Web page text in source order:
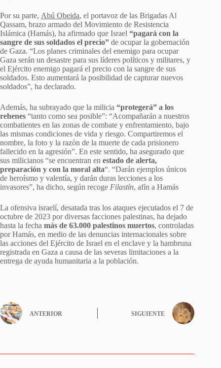
Por su parte, Abú Obeida, el portavoz de las Brigadas Al
Qassam, brazo armado del Movimiento de Resistencia
Islámica (Hamás), ha afirmado que Israel “pagará con la
sangre de sus soldados el precio” de ocupar la gobernación
de Gaza. “Los planes criminales del enemigo para ocupar
Gaza serán un desastre para sus líderes políticos y militares, y
el Ejército enemigo pagará el precio con la sangre de sus
soldados. Esto aumentará la posibilidad de capturar nuevos
soldados”, ha declarado.
Además, ha subrayado que la milicia “protegerá” a los
rehenes “tanto como sea posible”: “Acompañarán a nuestros
combatientes en las zonas de combate y enfrentamiento, bajo
las mismas condiciones de vida y riesgo. Compartiremos el
nombre, la foto y la razón de la muerte de cada prisionero
fallecido en la agresión”. En este sentido, ha asegurado que
sus milicianos “se encuentran en estado de alerta,
preparación y con la moral alta“. “Darán ejemplos únicos
de heroísmo y valentía, y darán duras lecciones a los
invasores”, ha dicho, según recoge Filastín, afín a Hamás
La ofensiva israelí, desatada tras los ataques ejecutados el 7 de
octubre de 2023 por diversas facciones palestinas, ha dejado
hasta la fecha más de 63.000 palestinos muertos, controladas
por Hamás, en medio de las denuncias internacionales sobre
las acciones del Ejército de Israel en el enclave y la hambruna
registrada en Gaza a causa de las severas limitaciones a la
entrega de ayuda humanitaria a la población.
ANTERIOR SIGUIENTE